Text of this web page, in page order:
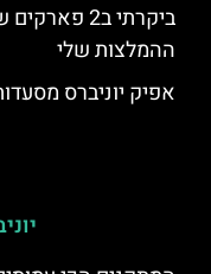
ביקרתי ב2
ההמלצות שלי
אפיק יוניברס